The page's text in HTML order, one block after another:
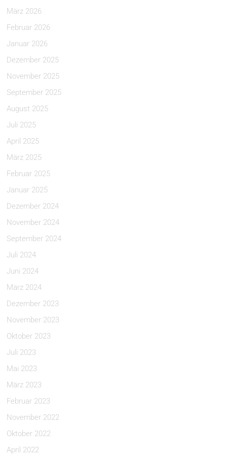
März 2026
Februar 2026
Januar 2026
Dezember 2025
November 2025
September 2025
August 2025
Juli 2025
April 2025
März 2025
Februar 2025
Januar 2025
Dezember 2024
November 2024
September 2024
Juli 2024
Juni 2024
März 2024
Dezember 2023
November 2023
Oktober 2023
Juli 2023
Mai 2023
März 2023
Februar 2023
November 2022
Oktober 2022
April 2022